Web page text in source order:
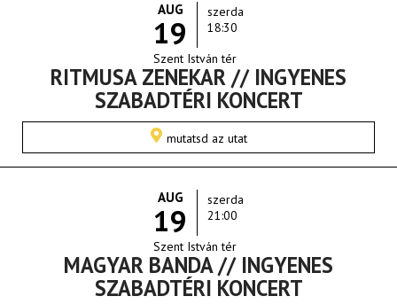
AUG
19
szerda
18:30
Szent István tér
RITMUSA ZENEKAR // INGYENES
SZABADTÉRI KONCERT
mutatsd az utat
AUG
19
szerda
21:00
Szent István tér
MAGYAR BANDA // INGYENES
SZABADTÉRI KONCERT